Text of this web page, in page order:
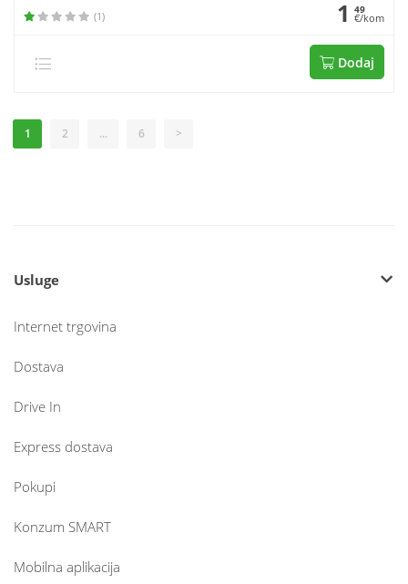
(1) 1 49
€/kom
Dodaj
1 2 ... 6 >
Usluge
Internet trgovina
Dostava
Drive In
Express dostava
Pokupi
Konzum SMART
Mobilna aplikacija